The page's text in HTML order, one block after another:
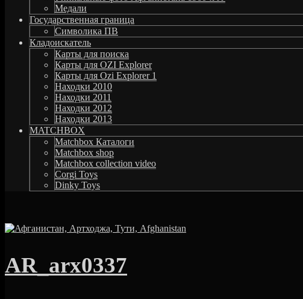
Медали
Государственная граница
Символика ПВ
Кладоискатель
Карты для поиска
Карты для OZI Explorer
Карты для Ozi Explorer 1
Находки 2010
Находки 2011
Находки 2012
Находки 2013
MATCHBOX
Matchbox Каталоги
Matchbox shop
Matchbox collection video
Corgi Toys
Dinky Toys
AR_arx0337